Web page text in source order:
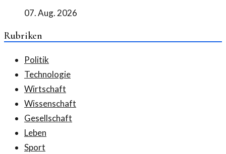
07. Aug. 2026
Rubriken
Politik
Technologie
Wirtschaft
Wissenschaft
Gesellschaft
Leben
Sport